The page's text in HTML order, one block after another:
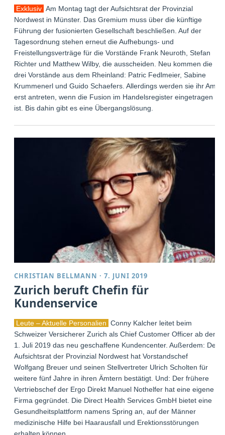
Exklusiv Am Montag tagt der Aufsichtsrat der Provinzial
Nordwest in Münster. Das Gremium muss über die künftige
Führung der fusionierten Gesellschaft beschließen. Auf der
Tagesordnung stehen erneut die Aufhebungs- und
Freistellungsverträge für die Vorstände Frank Neuroth, Stefan
Richter und Matthew Wilby, die ausscheiden. Neu kommen die
drei Vorstände aus dem Rheinland: Patric Fedlmeier, Sabine
Krummenerl und Guido Schaefers. Allerdings werden sie ihr Amt
erst antreten, wenn die Fusion im Handelsregister eingetragen
ist. Bis dahin gibt es eine Übergangslösung.
CHRISTIAN BELLMANN ·7. JUNI 2019
Zurich beruft Chefin für
Kundenservice
Leute – Aktuelle Personalien Conny Kalcher leitet beim
Schweizer Versicherer Zurich als Chief Customer Officer ab dem
1. Juli 2019 das neu geschaffene Kundencenter. Außerdem: Der
Aufsichtsrat der Provinzial Nordwest hat Vorstandschef
Wolfgang Breuer und seinen Stellvertreter Ulrich Scholten für
weitere fünf Jahre in ihren Ämtern bestätigt. Und: Der frühere
Vertriebschef der Ergo Direkt Manuel Nothelfer hat eine eigene
Firma gegründet. Die Direct Health Services GmbH bietet eine
Gesundheitsplattform namens Spring an, auf der Männer
medizinische Hilfe bei Haarausfall und Erektionsstörungen
erhalten können.